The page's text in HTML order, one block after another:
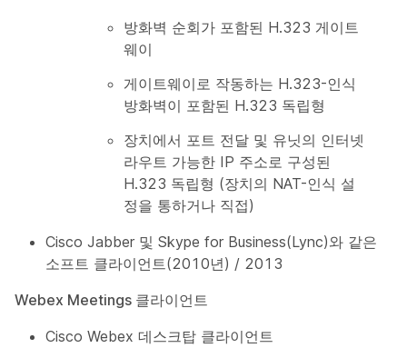
방화벽 순회가 포함된 H.323 게이트
웨이
게이트웨이로 작동하는 H.323-인식
방화벽이 포함된 H.323 독립형
장치에서 포트 전달 및 유닛의 인터넷
라우트 가능한 IP 주소로 구성된
H.323 독립형 (장치의 NAT-인식 설
정을 통하거나 직접)
Cisco Jabber 및 Skype for Business(Lync)와 같은
소프트 클라이언트(2010년) / 2013
Webex Meetings 클라이언트
Cisco Webex 데스크탑 클라이언트